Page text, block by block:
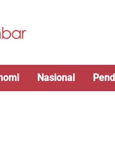
Nasional